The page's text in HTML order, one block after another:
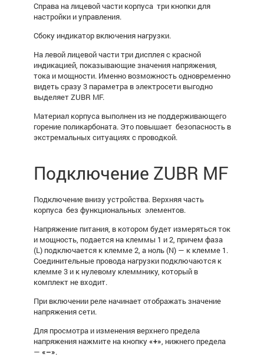
Справа на лицевой части корпуса три кнопки для
настройки и управления.
Сбоку индикатор включения нагрузки.
На левой лицевой части три дисплея с красной
индикацией, показывающие значения напряжения,
тока и мощности. Именно возможность одновременно
видеть сразу 3 параметра в электросети выгодно
выделяет ZUBR MF.
Материал корпуса выполнен из не поддерживающего
горение поликарбоната. Это повышает безопасность в
экстремальных ситуациях с проводкой.
Подключение ZUBR MF
Подключение внизу устройства. Верхняя часть
корпуса без функциональных элементов.
Напряжение питания, в котором будет измеряться ток
и мощность, подается на клеммы 1 и 2, причем фаза
(L) подключается к клемме 2, а ноль (N) — к клемме 1.
Соединительные провода нагрузки подключаются к
клемме 3 и к нулевому клеммнику, который в
комплект не входит.
При включении реле начинает отображать значение
напряжения сети.
Для просмотра и изменения верхнего предела
напряжения нажмите на кнопку«+», нижнего предела
— «–».